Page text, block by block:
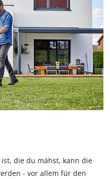
ist, die du mähst, kann die
- vor allem für den